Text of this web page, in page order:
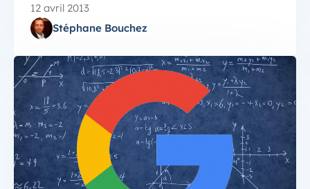
12 avril 2013
Stéphane Bouchez